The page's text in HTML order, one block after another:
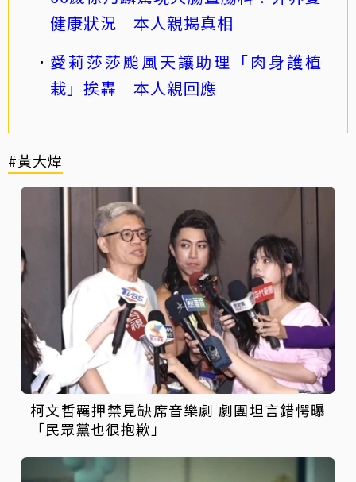
健康狀況 本人親揭真相
愛莉莎莎颱風天讓助理「肉身護植
栽」挨轟 本人親回應
#黃大煒
柯文哲羈押禁見缺席音樂劇 劇團坦言錯愕曝
「民眾黨也很抱歉」